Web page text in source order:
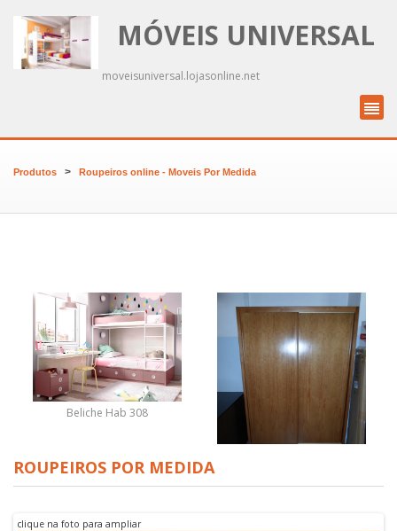
MÓVEIS UNIVERSAL
moveisuniversal.lojasonline.net
Produtos > Roupeiros online - Moveis Por Medida
Beliche Hab 308
ROUPEIROS POR MEDIDA
clique na foto para ampliar